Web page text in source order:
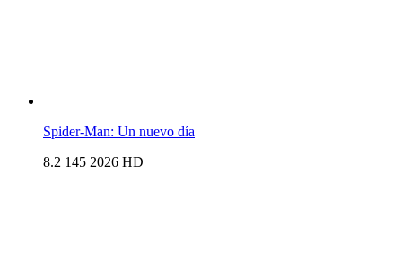
Spider-Man: Un nuevo día
8.2 145 2026 HD